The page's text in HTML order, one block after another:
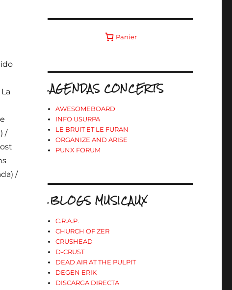
/
/
Panier
.AGENDAS CONCERTS
AWESOMEBOARD
INFO USURPA
LE BRUIT ET LE FURAN
ORGANIZE AND ARISE
PUNX FORUM
.BLOGS MUSICAUX
C.R.A.P.
CHURCH OF ZER
CRUSHEAD
D-CRUST
DEAD AIR AT THE PULPIT
DEGEN ERIK
DISCARGA DIRECTA